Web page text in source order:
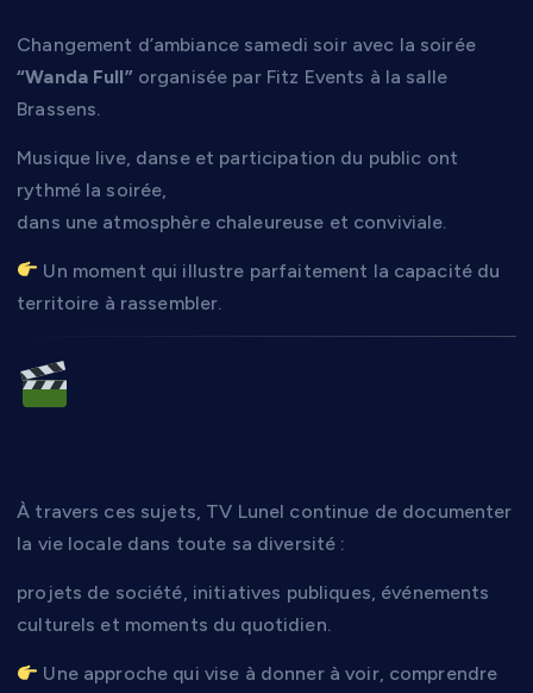
Changement d’ambiance samedi soir avec la soirée
“Wanda Full”organisée par Fitz Events à la salle
Brassens.
Musique live, danse et participation du public ont
rythmé la soirée,
dans une atmosphère chaleureuse et conviviale.
Un moment qui illustre parfaitement la capacité du
territoire à rassembler.
À travers ces sujets, TV Lunel continue de documenter
la vie locale dans toute sa diversité :
projets de société, initiatives publiques, événements
culturels et moments du quotidien.
Une approche qui vise à donner à voir, comprendre